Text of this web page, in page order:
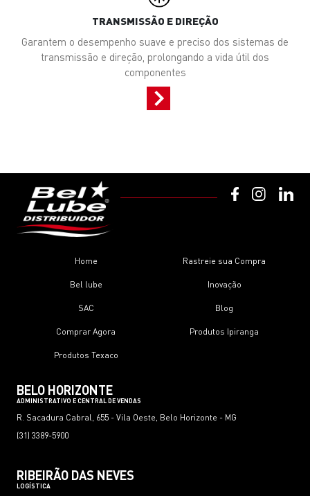
TRANSMISSÃO E DIREÇÃO
Garantem o desempenho suave e preciso dos sistemas de
transmissão e direção, prolongando a vida útil dos
componentes
Home Rastreie sua Compra
Bel lube Inovação
SAC Blog
Comprar Agora Produtos Ipiranga
Produtos Texaco
BELO HORIZONTE
ADMINISTRATIVO E CENTRAL DE VENDAS
R. Sacadura Cabral, 655 - Vila Oeste, Belo Horizonte - MG
(31) 3389-5900
RIBEIRÃO DAS NEVES
LOGÍSTICA